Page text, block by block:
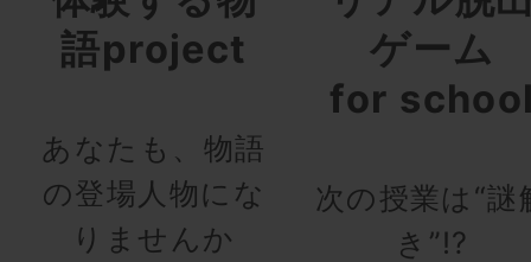
語project
あなたも、物語
の登場人物にな
りませんか
ゲーム
for
次の授業は“謎
き”!?